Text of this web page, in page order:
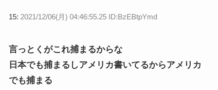
15: 2021/12/06(月) 04:46:55.25 ID:BzEBtpYmd
言っとくがこれ捕まるからな
日本でも捕まるしアメリカ書いてるからアメリカ
でも捕まる